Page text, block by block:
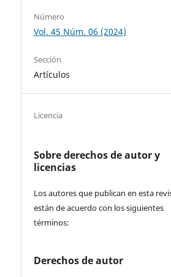
Número
Vol. 45 Núm. 06 (2024)
Sección
Artículos
Licencia
Sobre derechos de autor y
licencias
Los autores que publican en esta
están de acuerdo con los siguientes
términos:
Derechos de autor